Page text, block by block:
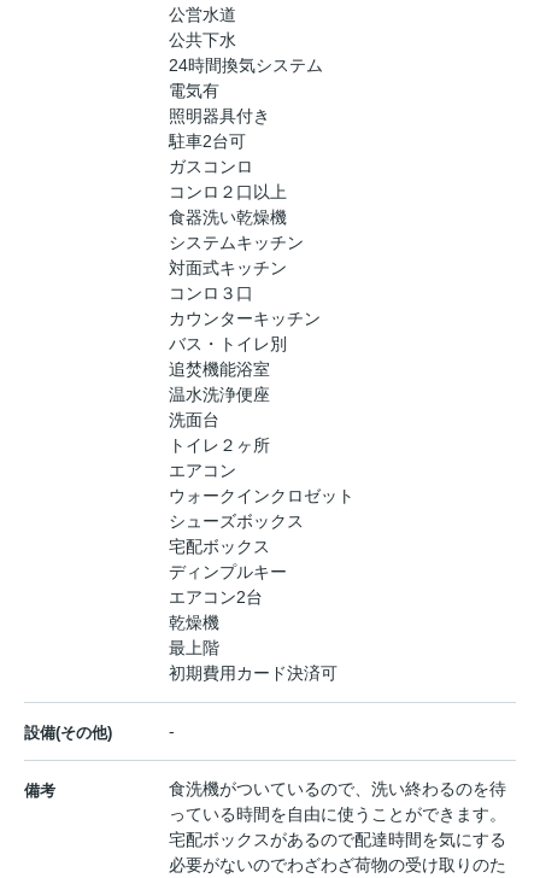
公営水道
公共下水
24時間換気システム
電気有
照明器具付き
駐車2台可
ガスコンロ
コンロ２口以上
食器洗い乾燥機
システムキッチン
対面式キッチン
コンロ３口
カウンターキッチン
バス・トイレ別
追焚機能浴室
温水洗浄便座
洗面台
トイレ２ヶ所
エアコン
ウォークインクロゼット
シューズボックス
宅配ボックス
ディンプルキー
エアコン2台
乾燥機
最上階
初期費用カード決済可
設備(その他) -
備考
食洗機がついているので、洗い終わるのを待
っている時間を自由に使うことができます。
宅配ボックスがあるので配達時間を気にする
必要がないのでわざわざ荷物の受け取りのた